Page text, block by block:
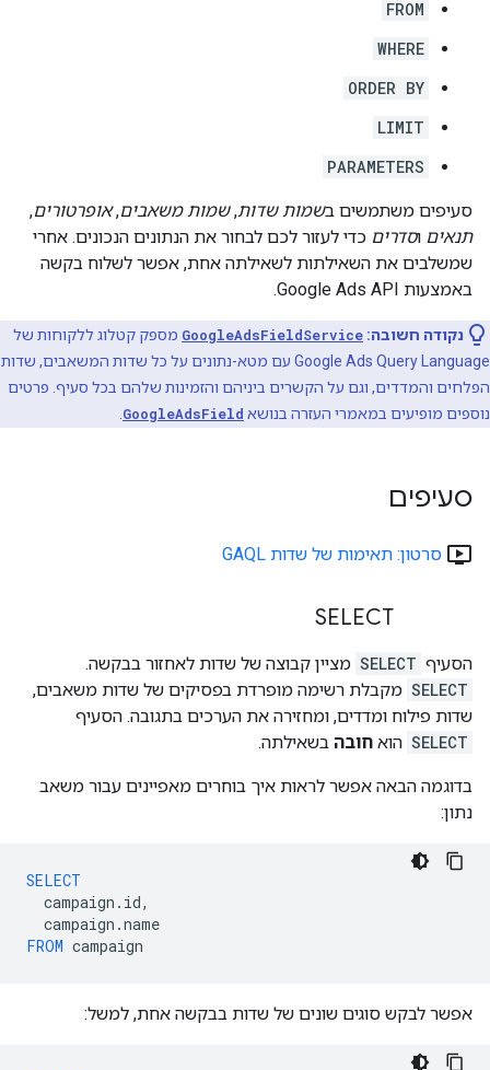
FROM
WHERE
ORDER BY
LIMIT
PARAMETERS
סעיפים משתמשים בשמות שדות,שמות משאבים,אופרטורים,
תנאים וסדרים כדי לעזור לכם לבחור את הנתונים הנכונים. אחרי
שמשלבים את השאילתות לשאילתה אחת, אפשר לשלוח בקשה
באמצעות Google Ads API.
נקודה חשובה: GoogleAdsFieldService מספק קטלוג ללקוחות של
Google Ads Query Language עם מטא-נתונים על כל שדות המשאבים, שדות
הפלחים והמדדים, וגם על הקשרים ביניהם והזמינות שלהם בכל סעיף. פרטים
נוספים מופיעים במאמרי העזרה בנושא GoogleAdsField
סעיפים
ondemand_video סרטון: תאימות של שדות GAQL
‪SELECT
הסעיף SELECT מציין קבוצה של שדות לאחזור בבקשה.
SELECT מקבלת רשימה מופרדת בפסיקים של שדות משאבים,
שדות פילוח ומדדים, ומחזירה את הערכים בתגובה. הסעיף
SELECT הוא חובה בשאילתה.
בדוגמה הבאה אפשר לראות איך בוחרים מאפיינים עבור משאב
נתון:
SELECT
campaign . id,
campaign .name
FROM campaign
אפשר לבקש סוגים שונים של שדות בבקשה אחת, למשל: